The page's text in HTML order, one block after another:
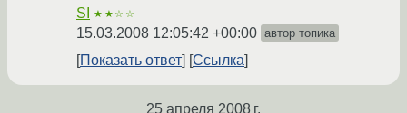
SI ★★☆☆
15.03.2008 12:05:42 +00:00 автор топика
Показать ответ Ссылка
25 апреля 2008 г.